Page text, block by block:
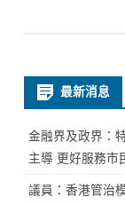
最新消息
金融界及政界：
主導 更好服務市
議員：香港管治